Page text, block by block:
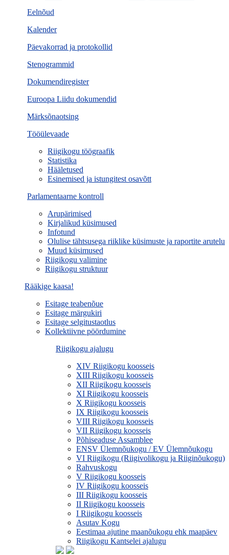
Eelnõud
Kalender
Päevakorrad ja protokollid
Stenogrammid
Dokumendiregister
Euroopa Liidu dokumendid
Märksõnaotsing
Tööülevaade
Riigikogu töögraafik
Statistika
Hääletused
Esinemised ja istungitest osavõtt
Parlamentaarne kontroll
Arupärimised
Kirjalikud küsimused
Infotund
Olulise tähtsusega riiklike küsimuste ja raportite arutelu
Muud küsimused
Riigikogu valimine
Riigikogu struktuur
Rääkige kaasa!
Esitage teabenõue
Esitage märgukiri
Esitage selgitustaotlus
Kollektiivne pöördumine
Riigikogu ajalugu
XIV Riigikogu koosseis
XIII Riigikogu koosseis
XII Riigikogu koosseis
XI Riigikogu koosseis
X Riigikogu koosseis
IX Riigikogu koosseis
VIII Riigikogu koosseis
VII Riigikogu koosseis
Põhiseaduse Assamblee
ENSV Ülemnõukogu / EV Ülemnõukogu
VI Riigikogu (Riigivolikogu ja Riiginõukogu)
Rahvuskogu
V Riigikogu koosseis
IV Riigikogu koosseis
III Riigikogu koosseis
II Riigikogu koosseis
I Riigikogu koosseis
Asutav Kogu
Eestimaa ajutine maanõukogu ehk maapäev
Riigikogu Kantselei ajalugu